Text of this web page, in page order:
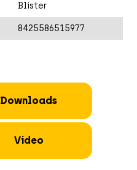
Blister
8425586515977
Downloads
Video